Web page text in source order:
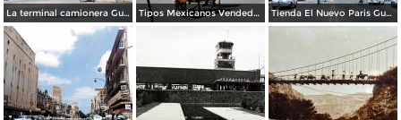
La terminal camionera Guadalajara, Jalisco 1961 Tipos Mexicanos Vendedor de cocos junto a La terminal camionera Guadalajara, Jalisco 1961 Tienda El Nuevo Paris Guadalajara, Jalisco 1961